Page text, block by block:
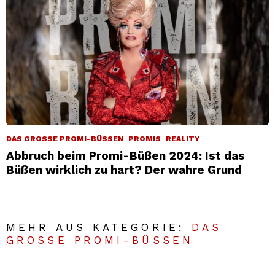
DAS GROSSE PROMI-BÜSSEN PROMIS REALITY
Abbruch beim Promi-Büßen 2024: Ist das
Büßen wirklich zu hart? Der wahre Grund
MEHR AUS KATEGORIE: DAS
GROSSE PROMI-BÜSSEN